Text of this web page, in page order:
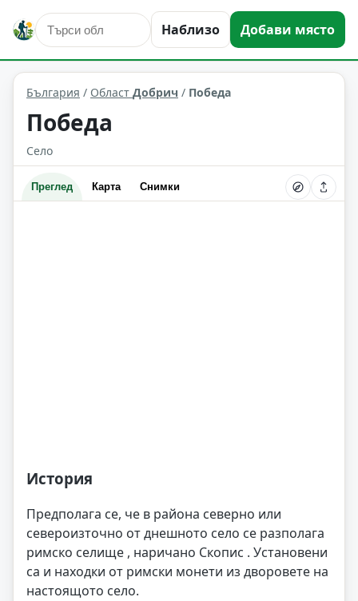
Наблизо Добави място
Победа Област: Добрич
България / Област Добрич / Победа
Победа
Село
Преглед Карта Снимки
История
Предполага се, че в района северно или
североизточно от днешното село се разполага
римско селище , наричано Скопис . Установени
са и находки от римски монети из дворовете на
настоящото село.